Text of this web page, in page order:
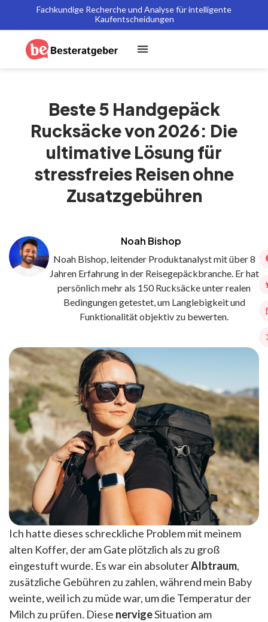
Fachkundige Recherche und Analyse für intelligente
Kaufentscheidungen
Beste 5 Handgepäck
Rucksäcke von 2026: Die
ultimative Lösung für
stressfreies Reisen ohne
Zusatzgebühren
Noah Bishop
Noah Bishop, leitender Produktanalyst mit über 8
Jahren Erfahrung in der Reisegepäckbranche. Er hat
persönlich mehr als 150 Rucksäcke unter realen
Bedingungen getestet, um Langlebigkeit und
Funktionalität objektiv zu bewerten.
Ich hatte dieses schreckliche Problem mit meinem
alten Koffer, der am Gate plötzlich als zu groß
eingestuft wurde. Es war ein absoluterAlbtraum,
zusätzliche Gebühren zu zahlen, während mein Baby
weinte, weil ich zu müde war, um die Temperatur der
Milch zu prüfen. Diese nervigeSituation am